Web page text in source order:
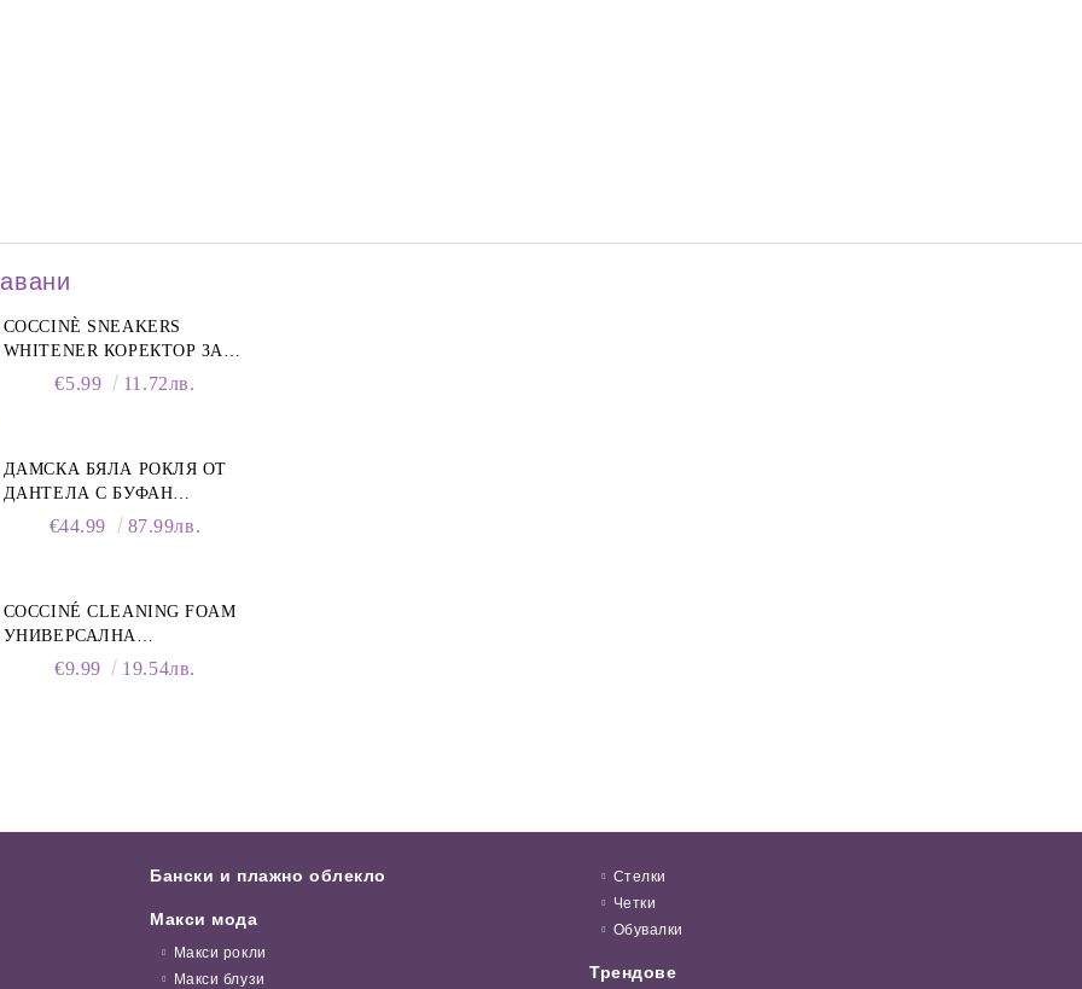
COCCINÈ SNEAKERS
WHITENER КОРЕКТОР ЗА
БЕЛИ МАРАТОНКИ, 75 ML
€5.99 11.72лв.
ДАМСКА БЯЛА РОКЛЯ ОТ
ДАНТЕЛА С БУФАН
РЪКАВИ И ЯКА
€44.99 87.99лв.
COCCINÉ CLEANING FOAM
УНИВЕРСАЛНА
ПОЧИСТВАЩА ПЯНА ЗА
€9.99 19.54лв.
Бански и плажно облекло
Макси мода
Макси рокли
Макси блузи
Стелки
Четки
Обувалки
Трендове